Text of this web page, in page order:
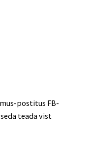
postitus FB-
teada vist